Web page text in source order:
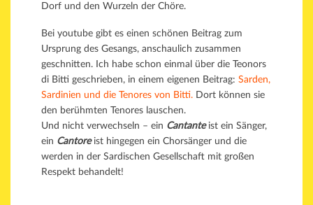
Dorf und den Wurzeln der Chöre.
Bei youtube gibt es einen schönen Beitrag zum
Ursprung des Gesangs, anschaulich zusammen
geschnitten. Ich habe schon einmal über die Teonors
di Bitti geschrieben, in einem eigenen Beitrag: Sarden,
Sardinien und die Tenores von Bitti. Dort können sie
den berühmten Tenores lauschen.
Und nicht verwechseln – ein Cantanteist ein Sänger,
ein Cantoreist hingegen ein Chorsänger und die
werden in der Sardischen Gesellschaft mit großen
Respekt behandelt!